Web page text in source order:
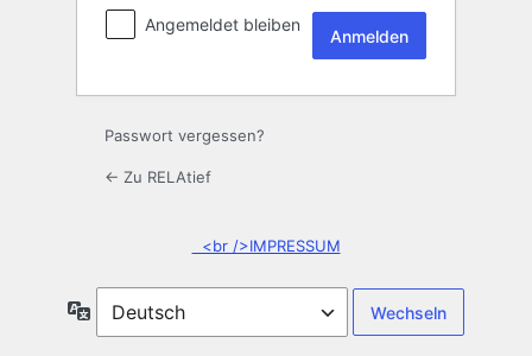
Angemeldet bleiben
Passwort vergessen?
← Zu RELAtief
<br />IMPRESSUM
Sprache